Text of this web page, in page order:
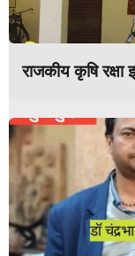
राजकीय कृषि रक्षा